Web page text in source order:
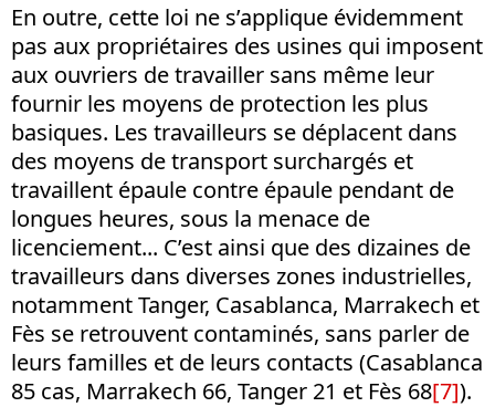
En outre, cette loi ne s’applique évidemment
pas aux propriétaires des usines qui imposent
aux ouvriers de travailler sans même leur
fournir les moyens de protection les plus
basiques. Les travailleurs se déplacent dans
des moyens de transport surchargés et
travaillent épaule contre épaule pendant de
longues heures, sous la menace de
licenciement... C’est ainsi que des dizaines de
travailleurs dans diverses zones industrielles,
notamment Tanger, Casablanca, Marrakech et
Fès se retrouvent contaminés, sans parler de
leurs familles et de leurs contacts (Casablanca
85 cas, Marrakech 66, Tanger 21 et Fès 68[7]).